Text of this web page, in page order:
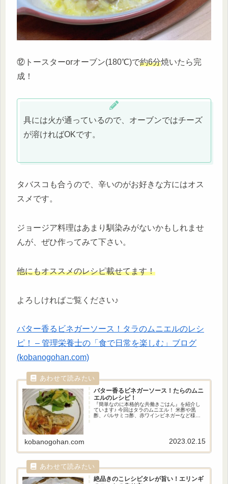
⑫トースターorオーブン(180℃)で約6分焼いたら完
成！
具には火が通っているので、オーブンではチーズ
が溶ければOKです。
タバスコも合うので、辛いのがお好きな方にはオス
スメです。
ジョージア料理はあまり馴染みがないかもしれませ
んが、ぜひ作ってみて下さい。
他にもオススメのレシピ載せてます！
よろしければご覧ください♪
バター香るビネガーソース！タラのムニエルのレシ
ピ！ – 管理栄養士の「食で日常を楽しむ」ブログ
(kobanogohan.com)
バター香るビネガーソース！たらのムニ
エルのレシピ！
『簡単なのに本格的な共働きごはん』を紹介し
ています♪ 今回はタラのムニエル！ 米酢や黒
酢、バルサミコ酢、赤ワインビネガーなど様々
うと思いますのでお肉が好きな方にもおススメ
kobanogohan.com 2023.02.15
絶品きのこレシピタレが旨い！エリンギ